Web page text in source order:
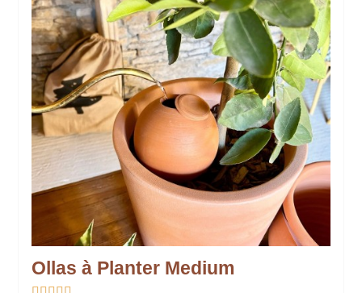
Ollas à Planter Medium